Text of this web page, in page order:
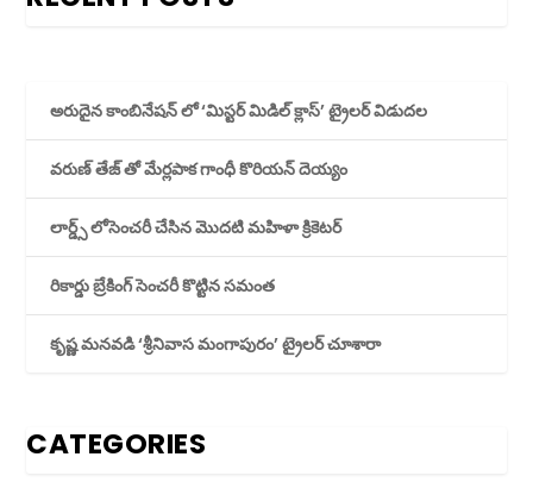
అరుదైన కాంబినేషన్ లో ‘మిస్టర్ మిడిల్ క్లాస్’ ట్రైలర్ విడుదల
వరుణ్ తేజ్ తో మేర్లపాక గాంధీ కొరియన్ దెయ్యం
లార్డ్స్ లోసెంచరీ చేసిన మొదటి మహిళా క్రికెటర్
రికార్డు బ్రేకింగ్ సెంచరీ కొట్టిన సమంత
కృష్ణ మనవడి ‘శ్రీనివాస మంగాపురం’ ట్రైలర్ చూశారా
CATEGORIES